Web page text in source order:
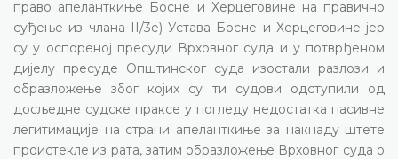
право апеланткиње Босне и Херцеговине на правично
суђење из члана II/3е) Устава Босне и Херцеговине јер
су у оспореној пресуди Врховног суда и у потврђеном
дијелу пресуде Општинског суда изостали разлози и
образложење због којих су ти судови одступили од
досљедне судске праксе у погледу недостатка пасивне
легитимације на страни апеланткиње за накнаду штете
проистекле из рата, затим образложење Врховног суда о